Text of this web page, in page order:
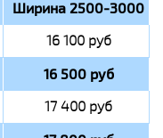
Ширина 2500-3000
16 100 руб
16 500 руб
17 400 руб